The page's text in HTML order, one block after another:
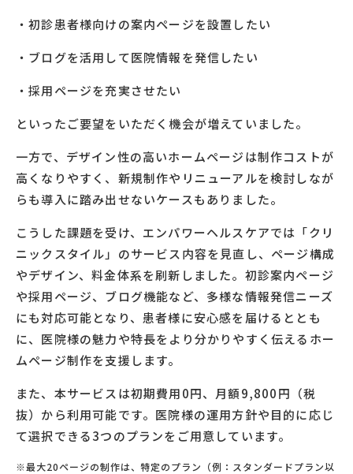
・初診患者様向けの案内ページを設置したい
・ブログを活用して医院情報を発信したい
・採用ページを充実させたい
といったご要望をいただく機会が増えていました。
一方で、デザイン性の高いホームページは制作コストが
高くなりやすく、新規制作やリニューアルを検討しなが
らも導入に踏み出せないケースもありました。
こうした課題を受け、エンパワーヘルスケアでは「クリ
ニックスタイル」のサービス内容を見直し、ページ構成
やデザイン、料金体系を刷新しました。初診案内ページ
や採用ページ、ブログ機能など、多様な情報発信ニーズ
にも対応可能となり、患者様に安心感を届けるととも
に、医院様の魅力や特長をより分かりやすく伝えるホー
ムページ制作を支援します。
また、本サービスは初期費用0円、月額9,800円（税
抜）から利用可能です。医院様の運用方針や目的に応じ
て選択できる3つのプランをご用意しています。
※最大20ページの制作は、特定のプラン（例：スタンダードプラン以